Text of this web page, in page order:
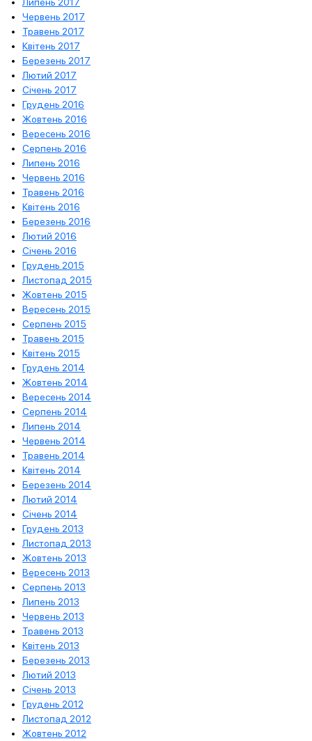
Червень 2017
Травень 2017
Квітень 2017
Березень 2017
Лютий 2017
Січень 2017
Грудень 2016
Жовтень 2016
Вересень 2016
Серпень 2016
Липень 2016
Червень 2016
Травень 2016
Квітень 2016
Березень 2016
Лютий 2016
Січень 2016
Грудень 2015
Листопад 2015
Жовтень 2015
Вересень 2015
Серпень 2015
Травень 2015
Квітень 2015
Грудень 2014
Жовтень 2014
Вересень 2014
Серпень 2014
Липень 2014
Червень 2014
Травень 2014
Квітень 2014
Березень 2014
Лютий 2014
Січень 2014
Грудень 2013
Листопад 2013
Жовтень 2013
Вересень 2013
Серпень 2013
Липень 2013
Червень 2013
Травень 2013
Квітень 2013
Березень 2013
Лютий 2013
Січень 2013
Грудень 2012
Листопад 2012
Жовтень 2012